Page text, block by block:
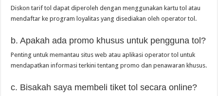
Diskon tarif tol dapat diperoleh dengan menggunakan kartu tol atau
mendaftar ke program loyalitas yang disediakan oleh operator tol.
b. Apakah ada promo khusus untuk pengguna tol?
Penting untuk memantau situs web atau aplikasi operator tol untuk
mendapatkan informasi terkini tentang promo dan penawaran khusus.
c. Bisakah saya membeli tiket tol secara online?